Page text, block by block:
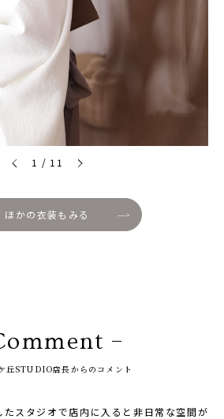
1 / 11
ほかの衣装もみる
丘STUDIO店長からのコメント
スタジオで店内に入ると非日常な空間が